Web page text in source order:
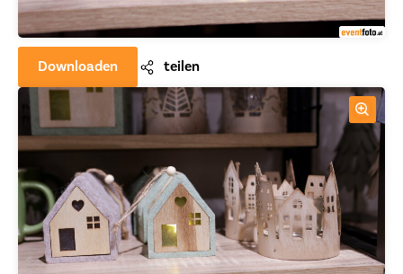
Downloaden teilen